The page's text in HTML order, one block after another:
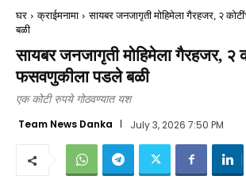
घर क्राईमनामा
सायबर जनजागृती मोहिमेला गैरहजर, २
बळी
सायबर जनजागृती मोहिमेला गैरहजर, २
फसवणुकीला पडले बळी
एक कोटी रुपये गोठवण्यात यश
Team News Danka July 3, 2026 7:50 PM